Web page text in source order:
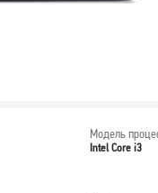
Модель
Intel Core i3